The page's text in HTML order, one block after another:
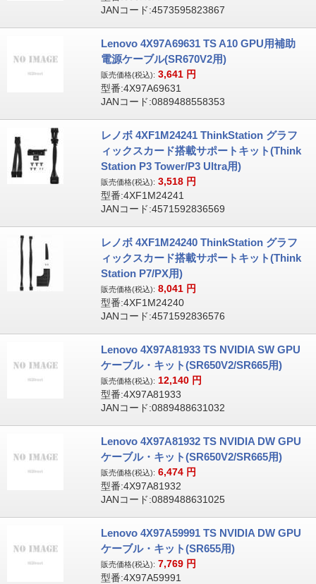
JANコード:4573595823867
Lenovo 4X97A69631 TS A10 GPU用補助
電源ケーブル(SR670V2用)
販売価格(税込): 3,641 円
型番:4X97A69631
JANコード:0889488558353
レノボ 4XF1M24241 ThinkStation グラフ
ィックスカード搭載サポートキット(Think
Station P3 Tower/P3 Ultra用)
販売価格(税込): 3,518 円
型番:4XF1M24241
JANコード:4571592836569
レノボ 4XF1M24240 ThinkStation グラフ
ィックスカード搭載サポートキット(Think
Station P7/PX用)
販売価格(税込): 8,041 円
型番:4XF1M24240
JANコード:4571592836576
Lenovo 4X97A81933 TS NVIDIA SW GPU
ケーブル・キット(SR650V2/SR665用)
販売価格(税込): 12,140 円
型番:4X97A81933
JANコード:0889488631032
Lenovo 4X97A81932 TS NVIDIA DW GPU
ケーブル・キット(SR650V2/SR665用)
販売価格(税込): 6,474 円
型番:4X97A81932
JANコード:0889488631025
Lenovo 4X97A59991 TS NVIDIA DW GPU
ケーブル・キット(SR655用)
販売価格(税込): 7,769 円
型番:4X97A59991